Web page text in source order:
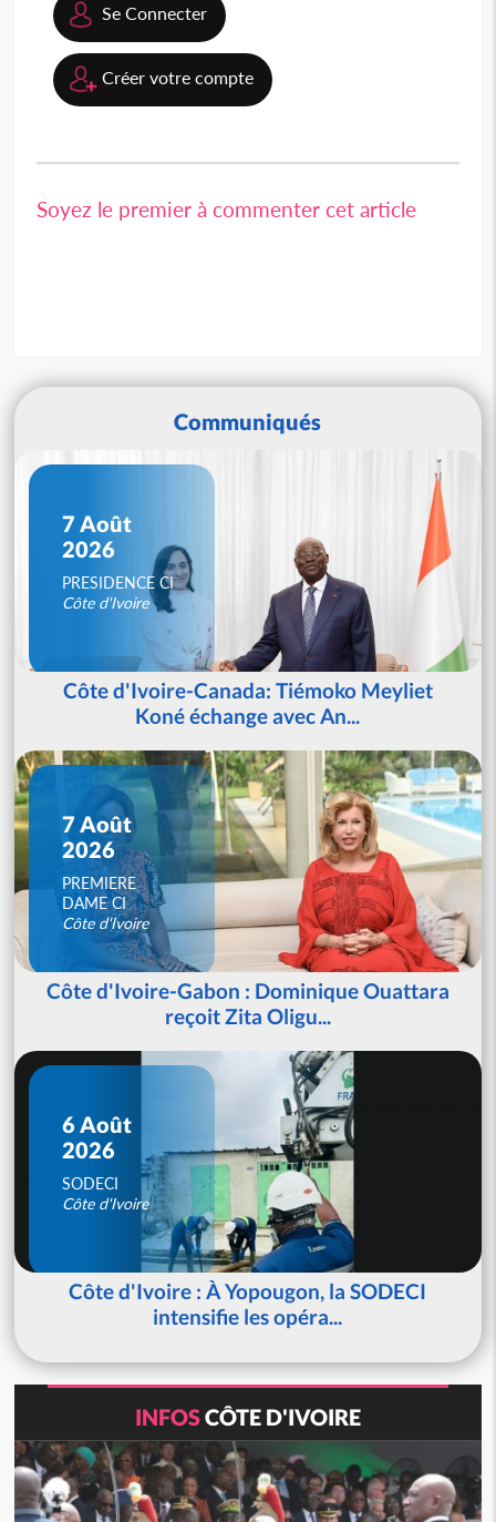
Se Connecter
Créer votre compte
Soyez le premier à commenter cet article
Communiqués
7 Août
2026
PRESIDENCE CI
Côte d'Ivoire
Côte d'Ivoire-Canada: Tiémoko Meyliet
Koné échange avec An...
7 Août
2026
PREMIERE
DAME CI
Côte d'Ivoire
Côte d'Ivoire-Gabon : Dominique Ouattara
reçoit Zita Oligu...
6 Août
2026
SODECI
Côte d'Ivoire
Côte d'Ivoire : À Yopougon, la SODECI
intensifie les opéra...
INFOSCÔTE D'IVOIRE